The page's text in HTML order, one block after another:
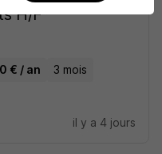
H/F
€ / an 3 mois
il y a 4 jours